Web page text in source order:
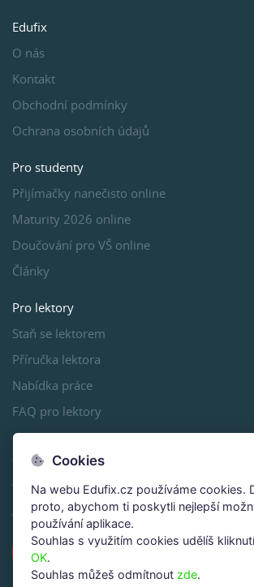
Edufix
O nás
Kontakt
Obchodní podmínky
Ochrana osobních údajů
Pro studenty
Přijímačky nanečisto online
Maturity 2026 online
Doučování pro VŠ online
Články
Pro lektory
Staň se lektorem
Příručka lektora
Nabídka práce
FAQ pro lektory
Sleduj, sdílej, lajkuj
www.maturitacermat.cz
www.prijimackycermat.cz
Cookies
Na webu Edufix.cz používáme cookies.
proto, abychom ti poskytli nejlepší
používání aplikace.
Souhlas s využitím cookies udělíš
OK.
Souhlas můžeš odmítnout zde.